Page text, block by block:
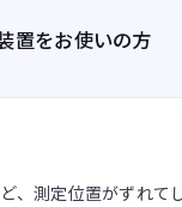
置をお使いの方
、測定位置がずれて